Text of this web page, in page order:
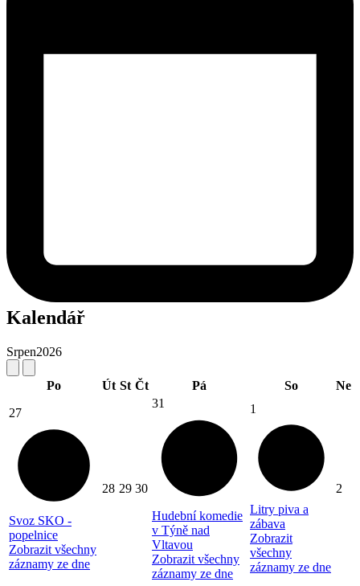
Kalendář
Srpen2026
Po Út St Čt Pá So
Ne
27
Svoz SKO -
popelnice
Zobrazit všechny
záznamy ze dne
28 29 30
31
Hudební komedie
v Týně nad
Vltavou
Zobrazit všechny
záznamy ze dne
1
Litry piva a
zábava
Zobrazit
všechny
záznamy ze dne
2